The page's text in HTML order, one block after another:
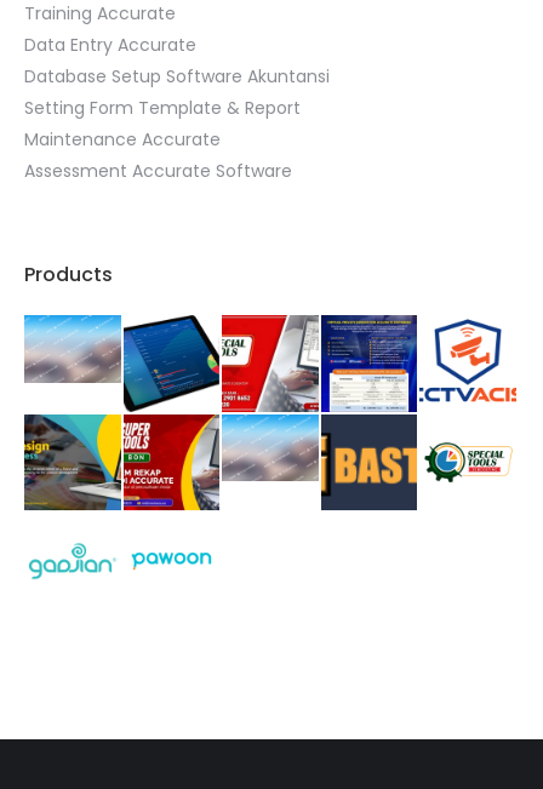
Training Accurate
Data Entry Accurate
Database Setup Software Akuntansi
Setting Form Template & Report
Maintenance Accurate
Assessment Accurate Software
Products